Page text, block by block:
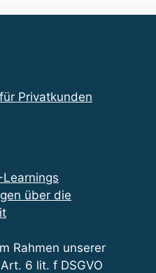
Privatkunden
über die
Rahmen unserer
6 lit. f DSGVO